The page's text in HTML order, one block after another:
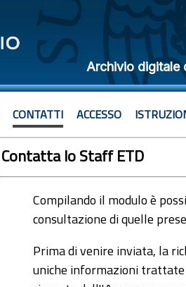
Archivio digitale
CONTATTI ACCESSO
Contatta lo Staff ETD
Compilando il modulo è
consultazione di quelle
Prima di venire inviata, la
uniche informazioni trattate